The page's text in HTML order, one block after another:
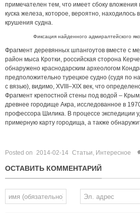
примечателен тем, что имеет сбоку вложения
куска железа, которое, вероятно,
крушения судна.
Фиксация найденного адмиралтейского
Фрагмент деревянных шпангоутов вместе с
район мыса Кротки, российская сторона
обнаружено краснодарским археологом
предположительно турецкое судно (судя по
с вязью), видимо, XVIII–XIX век, что
Фрагмент крепостной стены под водой –
древнее городище Акра, исследованное в
профессора Шилика. В процессе экспедиции
примерную карту городища, а также
Posted on 2014-02-14 Статьи, Интересное
ОСТАВИТЬ КОММЕНТАРИЙ